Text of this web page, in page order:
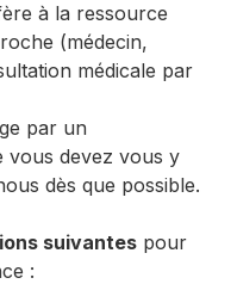
à la ressource
(médecin,
médicale par
par un
vous devez vous y
dès que possible.
suivantes pour
: